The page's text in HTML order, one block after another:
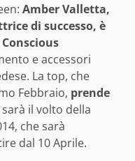
Amber Valletta,
di successo, è
e accessori
La top, che
Febbraio, prende
sarà il volto della
che sarà
dal 10 Aprile.